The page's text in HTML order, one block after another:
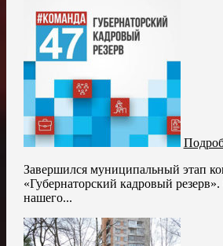
Завершился муниципальный этап
«Губернаторский кадровый
нашего...